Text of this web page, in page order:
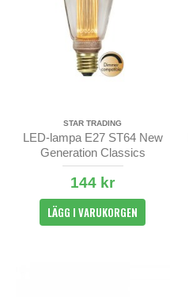
STAR TRADING
LED-lampa E27 ST64 New
Generation Classics
144 kr
LÄGG I VARUKORGEN